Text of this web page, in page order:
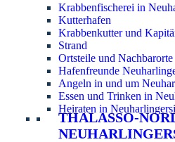
Krabbenfischerei in
Kutterhafen
Krabbenkutter und
Strand
Ortsteile und Nachbarorte
Hafenfreunde
Angeln in und um
Essen und Trinken in
Heiraten in
THALASSO-